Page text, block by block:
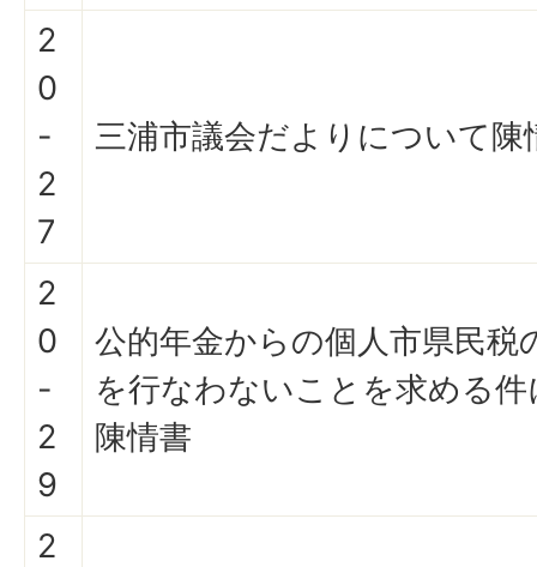
2
0
-
2
7
三浦市議会だよりについて陳
2
0
-
2
9
公的年金からの個人市県民税
を行なわないことを求める
陳情書
2